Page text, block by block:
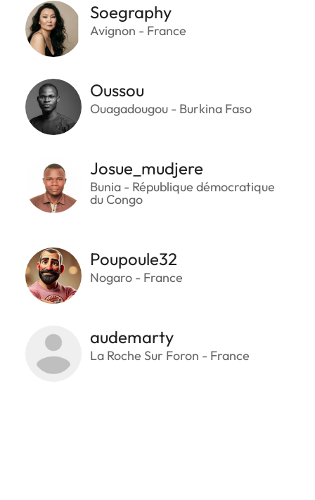
Soegraphy
Avignon - France
Oussou
Ouagadougou - Burkina Faso
Josue_mudjere
Bunia - République démocratique
du Congo
Poupoule32
Nogaro - France
audemarty
La Roche Sur Foron - France